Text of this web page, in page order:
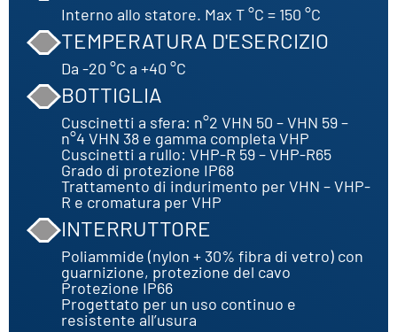
Interno allo statore. Max T °C = 150 °C
TEMPERATURA D'ESERCIZIO
Da -20 °C a +40 °C
BOTTIGLIA
Cuscinetti a sfera: n°2 VHN 50 – VHN 59 –
n°4 VHN 38 e gamma completa VHP
Cuscinetti a rullo: VHP-R 59 – VHP-R65
Grado di protezione IP68
Trattamento di indurimento per VHN – VHP-
R e cromatura per VHP
INTERRUTTORE
Poliammide (nylon + 30% fibra di vetro) con
guarnizione, protezione del cavo
Protezione IP66
Progettato per un uso continuo e
resistente all’usura